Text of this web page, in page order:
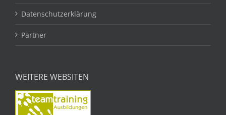
Datenschutzerklärung
Partner
WEITERE WEBSITEN